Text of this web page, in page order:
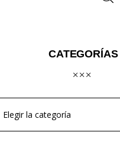
CATEGORÍAS